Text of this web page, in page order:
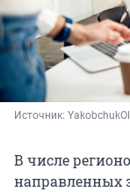
Источник:
В числе
направленных